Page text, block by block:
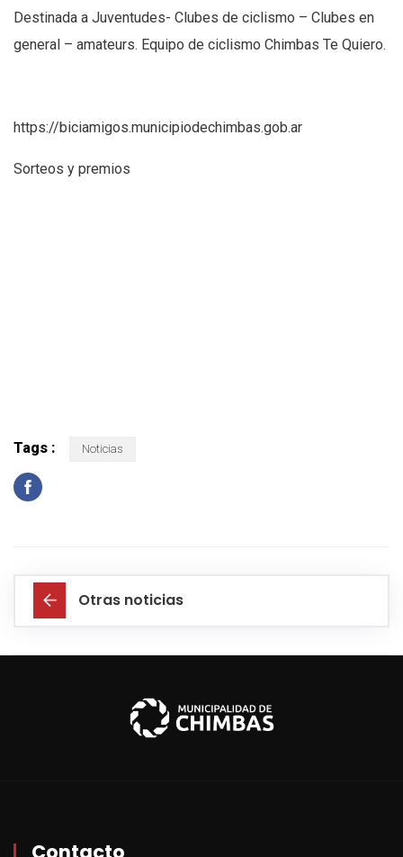
Destinada a Juventudes- Clubes de ciclismo – Clubes en
general – amateurs. Equipo de ciclismo Chimbas Te Quiero.
https://biciamigos.municipiodechimbas.gob.ar
Sorteos y premios
Tags : Noticias
Otras noticias